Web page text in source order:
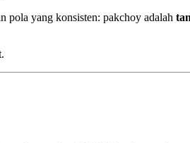
pola yang konsisten: pakchoy adalah